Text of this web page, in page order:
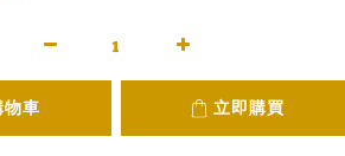
車 立即購買